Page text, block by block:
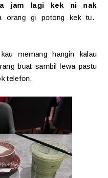
jam lagi kek ni nak
orang gi potong kek tu.
memang hangin kalau
buat sambil lewa pastu
telefon.